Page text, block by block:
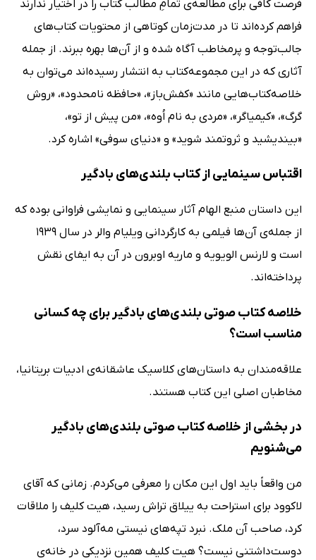
فرصت کافی برای مطالعه‌ی تمامِ مطالب کتاب را در اختیار ندارند
فراهم کرده‌اند تا در مدت‌زمان کوتاهی از محتویات کتاب‌های
جالب‌توجه و پرمخاطب آگاه شده و از آن‌ها بهره ببرند. از جمله
آثاری که در این مجموعه‌کتاب به انتشار رسیده‌اند می‌توان به
خلاصه‌کتاب‌هایی مانند «کفش‌باز»، «حافظه نامحدود»، «روش
گرگ»، «کیمیاگر»، «مردی به نام اُوه»، «من پیش از تو»،
«بیندیشید و ثروتمند شوید» و «دنیای سوفی» اشاره کرد.
اقتباس سینمایی از کتاب بلندی‌های بادگیر
این داستان منبع الهام آثار سینمایی و نمایشی فراوانی بوده که
از جمله‌ی آن‌ها فیلمی به کارگردانی ویلیام والر در سال 1939
است و لارنس الویویه و ماریه اوبرون در آن به ایفای نقش
پرداخته‌اند.
خلاصه کتاب صوتی بلندی‌های بادگیر برای چه کسانی
مناسب است؟
علاقه‌مندان به داستان‌های کلاسیک عاشقانه‌ی ادبیات بریتانیا،
مخاطبان اصلی این کتاب هستند.
در بخشی از خلاصه کتاب صوتی بلندی‌های بادگیر
می‌شنویم
من واقعاً باید اول این مکان را معرفی می‌کردم. زمانی که آقای
لاکوود برای استراحت به ییلاق تراش رسید، هیت کلیف را ملاقات
کرد، صاحب آن ملک. نبرد تپه‌های نیستی مه‌آلود سرد،
دوست‌داشتنی نیست؟ هیت کلیف همین نزدیکی در خانه‌ی